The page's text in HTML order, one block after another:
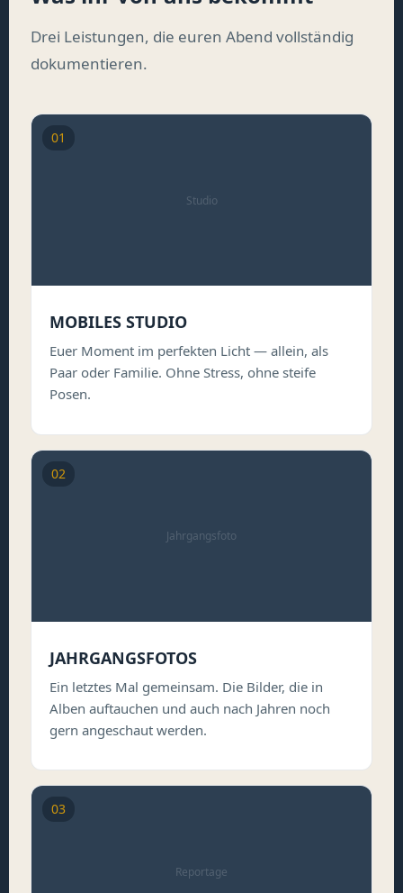
Drei Leistungen, die euren Abend vollständig
dokumentieren.
Studio
01
MOBILES STUDIO
Euer Moment im perfekten Licht — allein, als
Paar oder Familie. Ohne Stress, ohne steife
Posen.
Jahrgangsfoto
02
JAHRGANGSFOTOS
Ein letztes Mal gemeinsam. Die Bilder, die in
Alben auftauchen und auch nach Jahren noch
gern angeschaut werden.
Reportage
03